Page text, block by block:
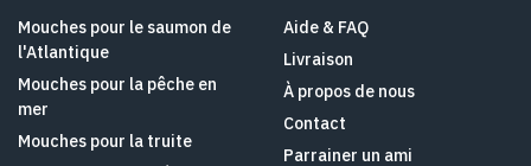
Mouches pour le saumon de
l'Atlantique
Mouches pour la pêche en
mer
Mouches pour la truite
Aide & FAQ
Livraison
À propos de nous
Contact
Parrainer un ami